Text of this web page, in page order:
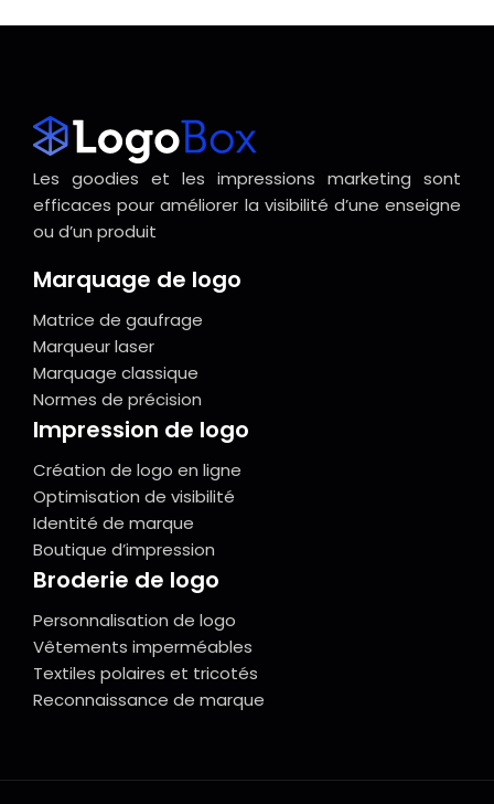
Les goodies et les impressions marketing sont
efficaces pour améliorer la visibilité d’une enseigne
ou d’un produit
Marquage de logo
Matrice de gaufrage
Marqueur laser
Marquage classique
Normes de précision
Impression de logo
Création de logo en ligne
Optimisation de visibilité
Identité de marque
Boutique d’impression
Broderie de logo
Personnalisation de logo
Vêtements imperméables
Textiles polaires et tricotés
Reconnaissance de marque